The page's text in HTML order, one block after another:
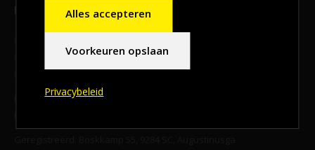
Bezoekadres, en voorafhalen
Telefoon: 06-20144492
E-mail:info@2bdaken.nl
KvK‐nummer 94294577
Alles accepteren
Voorkeuren opslaan
Privacybeleid